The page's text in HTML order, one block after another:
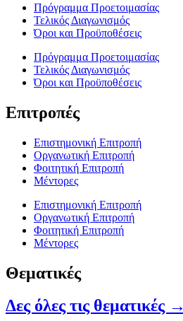
Πρόγραμμα Προετοιμασίας
Τελικός Διαγωνισμός
Όροι και Προϋποθέσεις
Πρόγραμμα Προετοιμασίας
Τελικός Διαγωνισμός
Όροι και Προϋποθέσεις
Επιτροπές
Επιστημονική Επιτροπή
Οργανωτική Επιτροπή
Φοιτητική Επιτροπή
Μέντορες
Επιστημονική Επιτροπή
Οργανωτική Επιτροπή
Φοιτητική Επιτροπή
Μέντορες
Θεματικές
Δες όλες τις θεματικές →